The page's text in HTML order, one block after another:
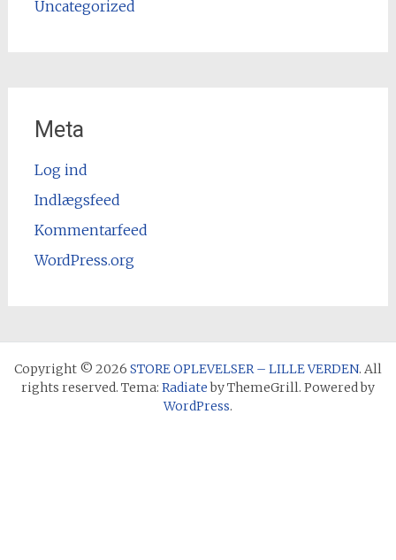
Uncategorized
Meta
Log ind
Indlægsfeed
Kommentarfeed
WordPress.org
Copyright © 2026 STORE OPLEVELSER – LILLE VERDEN. All
rights reserved. Tema: Radiateby ThemeGrill. Powered by
WordPress.